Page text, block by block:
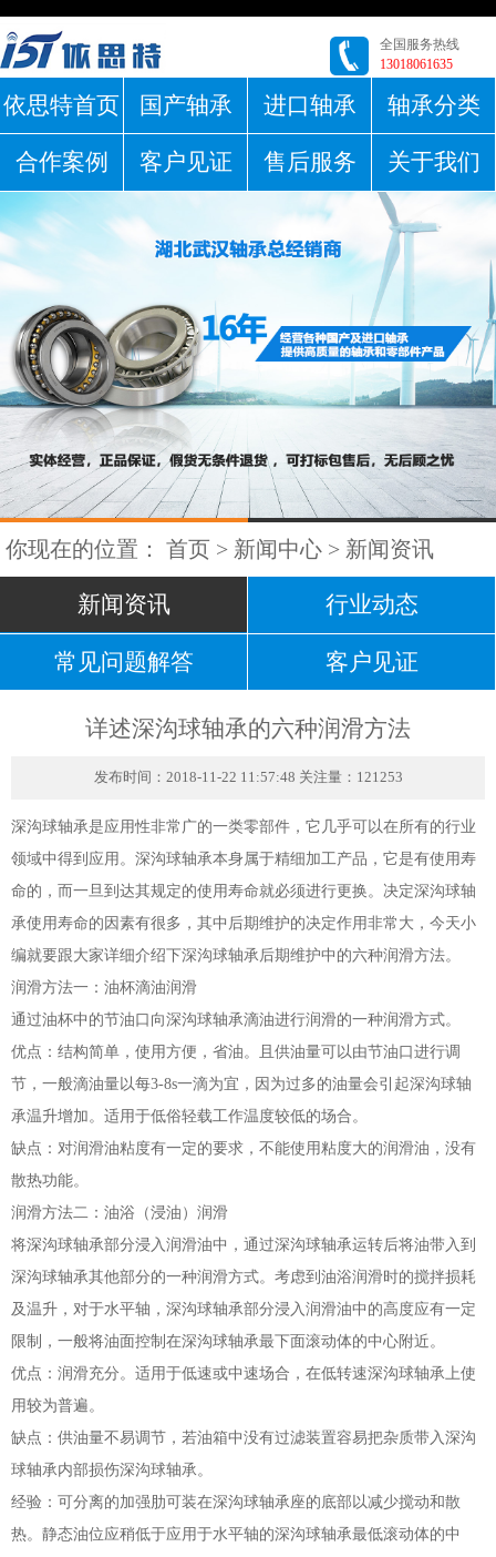
全国服务热线
13018061635
依思特首页 国产轴承 进口轴承 轴承分类
合作案例 客户见证 售后服务 关于我们
你现在的位置： 首页 > 新闻中心 > 新闻资讯
新闻资讯 行业动态
常见问题解答 客户见证
详述深沟球轴承的六种润滑方法
发布时间：2018-11-22 11:57:48 关注量：121253
深沟球轴承是应用性非常广的一类零部件，它几乎可以在所有的行业
领域中得到应用。深沟球轴承本身属于精细加工产品，它是有使用寿
命的，而一旦到达其规定的使用寿命就必须进行更换。决定深沟球轴
承使用寿命的因素有很多，其中后期维护的决定作用非常大，今天小
编就要跟大家详细介绍下深沟球轴承后期维护中的六种润滑方法。
润滑方法一：油杯滴油润滑
通过油杯中的节油口向深沟球轴承滴油进行润滑的一种润滑方式。
优点：结构简单，使用方便，省油。且供油量可以由节油口进行调
节，一般滴油量以每3-8s一滴为宜，因为过多的油量会引起深沟球轴
承温升增加。适用于低俗轻载工作温度较低的场合。
缺点：对润滑油粘度有一定的要求，不能使用粘度大的润滑油，没有
散热功能。
润滑方法二：油浴（浸油）润滑
将深沟球轴承部分浸入润滑油中，通过深沟球轴承运转后将油带入到
深沟球轴承其他部分的一种润滑方式。考虑到油浴润滑时的搅拌损耗
及温升，对于水平轴，深沟球轴承部分浸入润滑油中的高度应有一定
限制，一般将油面控制在深沟球轴承最下面滚动体的中心附近。
优点：润滑充分。适用于低速或中速场合，在低转速深沟球轴承上使
用较为普遍。
缺点：供油量不易调节，若油箱中没有过滤装置容易把杂质带入深沟
球轴承内部损伤深沟球轴承。
经验：可分离的加强肋可装在深沟球轴承座的底部以减少搅动和散
热。静态油位应稍低于应用于水平轴的深沟球轴承最低滚动体的中